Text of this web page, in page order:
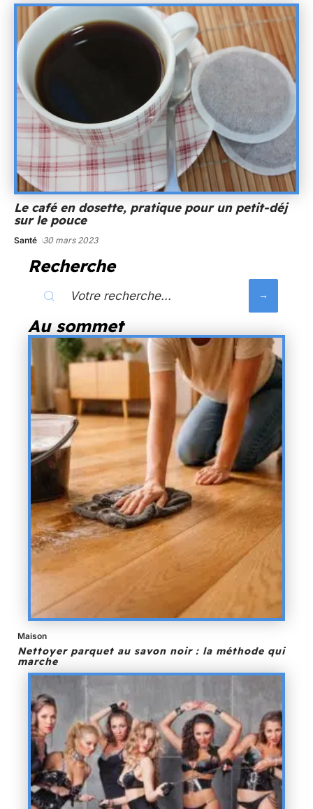
Le café en dosette, pratique pour un petit-déj
sur le pouce
Santé 30 mars 2023
Recherche
Au sommet
Maison
Nettoyer parquet au savon noir : la méthode qui
marche